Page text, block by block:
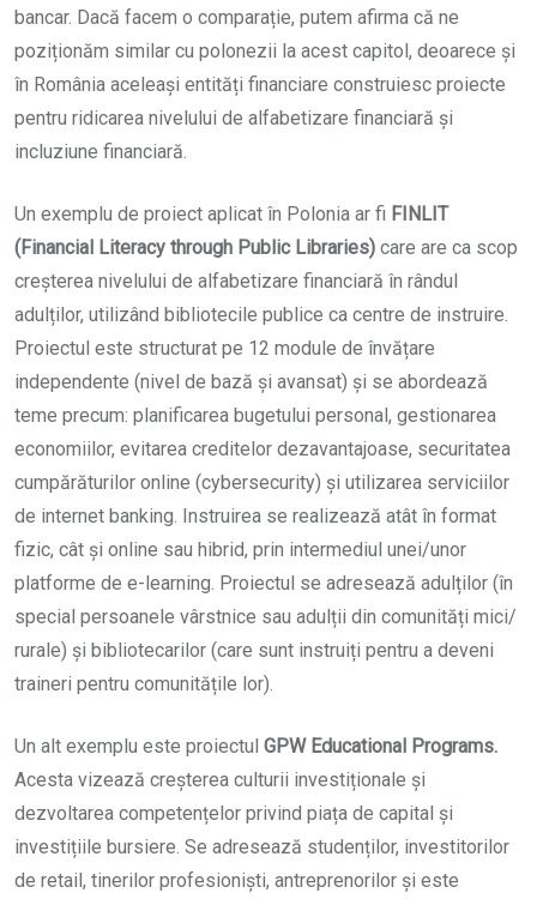
bancar. Dacă facem o comparație, putem afirma că ne
poziționăm similar cu polonezii la acest capitol, deoarece și
în România aceleași entități financiare construiesc proiecte
pentru ridicarea nivelului de alfabetizare financiară și
incluziune financiară.
Un exemplu de proiect aplicat în Polonia ar fi FINLIT
(Financial Literacy through Public Libraries) care are ca scop
creșterea nivelului de alfabetizare financiară în rândul
adulților, utilizând bibliotecile publice ca centre de instruire.
Proiectul este structurat pe 12 module de învățare
independente (nivel de bază și avansat) și se abordează
teme precum: planificarea bugetului personal, gestionarea
economiilor, evitarea creditelor dezavantajoase, securitatea
cumpărăturilor online (cybersecurity) și utilizarea serviciilor
de internet banking. Instruirea se realizează atât în format
fizic, cât și online sau hibrid, prin intermediul unei/unor
platforme de e-learning. Proiectul se adresează adulților (în
special persoanele vârstnice sau adulții din comunități mici/
rurale) și bibliotecarilor (care sunt instruiți pentru a deveni
traineri pentru comunitățile lor).
Un alt exemplu este proiectul GPW Educational Programs.
Acesta vizează creșterea culturii investiționale și
dezvoltarea competențelor privind piața de capital și
investițiile bursiere. Se adresează studenților, investitorilor
de retail, tinerilor profesioniști, antreprenorilor și este